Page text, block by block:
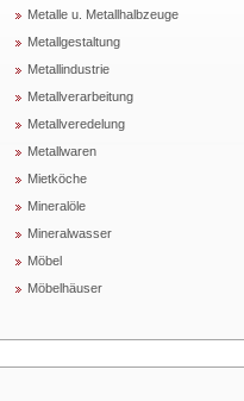
Metalle u. Metallhalbzeuge
Metallgestaltung
Metallindustrie
Metallverarbeitung
Metallveredelung
Metallwaren
Mietköche
Mineralöle
Mineralwasser
Möbel
Möbelhäuser